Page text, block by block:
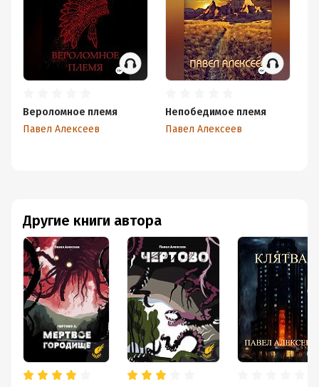
Другие книги автора
Вероломное племя
Павел Алексеев
Непобедимое племя
Павел Алексеев